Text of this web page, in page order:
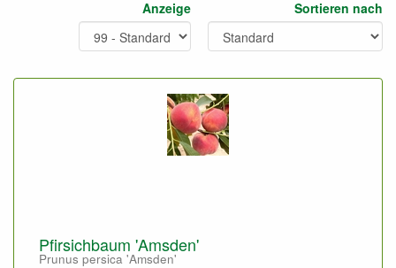
Anzeige Sortieren nach
Pfirsichbaum 'Amsden'
Prunus persica 'Amsden'